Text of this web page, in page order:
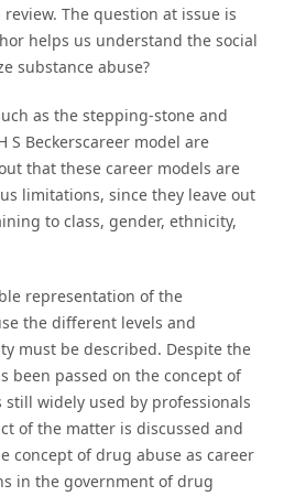
The question at issue is
helps us understand the social
substance abuse?
as the stepping-stone and
S Beckerscareer model are
that these career models are
limitations, since they leave out
to class, gender, ethnicity,
representation of the
the different levels and
must be described. Despite the
been passed on the concept of
widely used by professionals
of the matter is discussed and
concept of drug abuse as career
in the government of drug